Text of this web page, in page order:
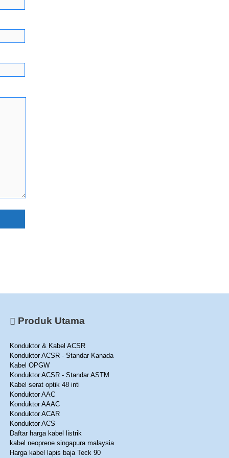
Produk Utama
Konduktor & Kabel ACSR
Konduktor ACSR - Standar Kanada
Kabel OPGW
Konduktor ACSR - Standar ASTM
Kabel serat optik 48 inti
Konduktor AAC
Konduktor AAAC
Konduktor ACAR
Konduktor ACS
Daftar harga kabel listrik
kabel neoprene singapura malaysia
Harga kabel lapis baja Teck 90